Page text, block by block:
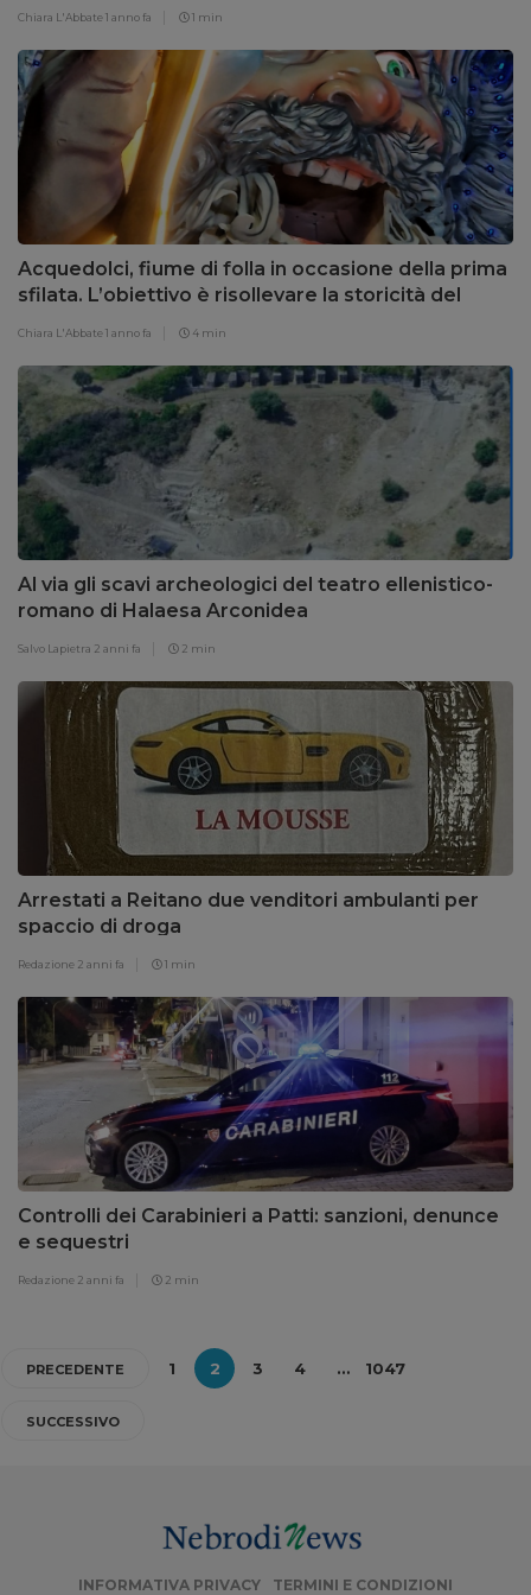
Chiara L'Abbate1 anno fa 1 min
Acquedolci, fiume di folla in occasione della prima
sfilata. L’obiettivo è risollevare la storicità del
Chiara L'Abbate1 anno fa 4 min
Al via gli scavi archeologici del teatro ellenistico-
romano di Halaesa Arconidea
Salvo Lapietra 2 anni fa 2 min
Arrestati a Reitano due venditori ambulanti per
spaccio di droga
Redazione 2 anni fa 1 min
Controlli dei Carabinieri a Patti: sanzioni, denunce
e sequestri
Redazione 2 anni fa 2 min
PRECEDENTE 1 2 3 4 … 1047
SUCCESSIVO
INFORMATIVA PRIVACY TERMINI E CONDIZIONI